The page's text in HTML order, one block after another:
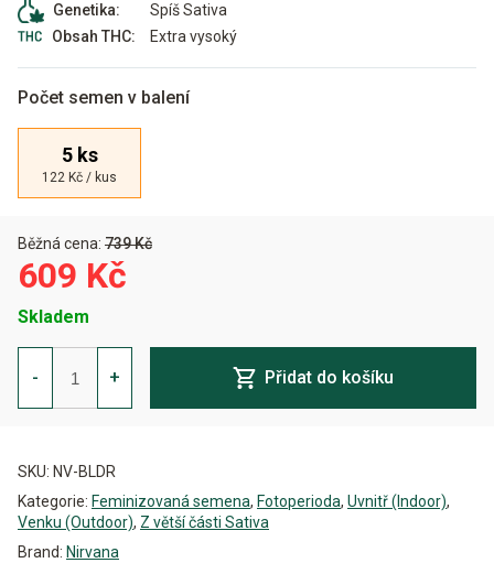
Genetika:
Spíš Sativa
Obsah THC:
Extra vysoký
Počet semen v balení
5 ks
122 Kč / kus
Běžná cena: 739 Kč
609 Kč
Skladem
-
Blue
Dream
Feminizovaná
množství
+ Přidat do košíku
SKU: NV-BLDR
Kategorie: Feminizovaná semena, Fotoperioda, Uvnitř (Indoor),
Venku (Outdoor), Z větší části Sativa
Brand: Nirvana